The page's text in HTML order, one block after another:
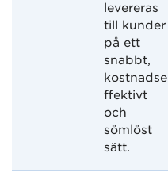
levereras
till kunder
på ett
snabbt,
kostnadse
ffektivt
och
sömlöst
sätt.